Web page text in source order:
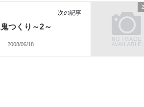
次の記事
鬼つくり～2～
2008/06/18